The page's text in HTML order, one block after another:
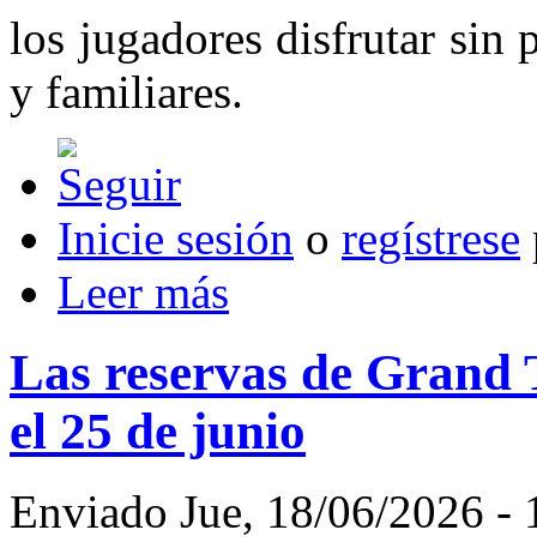
los jugadores disfrutar sin
y familiares.
Inicie sesión o regístrese
Leer más
Las reservas de
el 25 de junio
Enviado Jue, 18/06/2026 -